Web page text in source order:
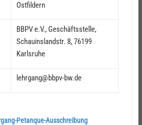
Ostfildern
BBPV e.V., Geschäftsstelle,
Schauinslandstr. 8, 76199
Karlsruhe
lehrgang@bbpv-bw.de
Petanque-Ausschreibung